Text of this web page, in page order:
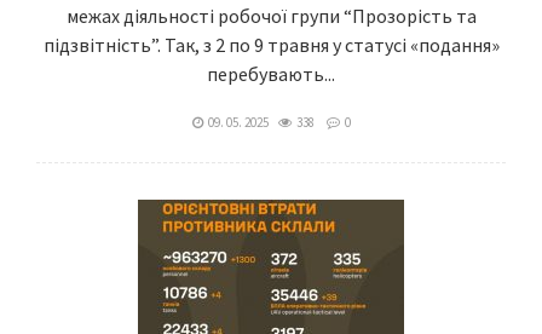
межах діяльності робочої групи “Прозорість та
підзвітність”. Так, з 2 по 9 травня у статусі «подання»
перебувають...
09. 05. 2025 338 0